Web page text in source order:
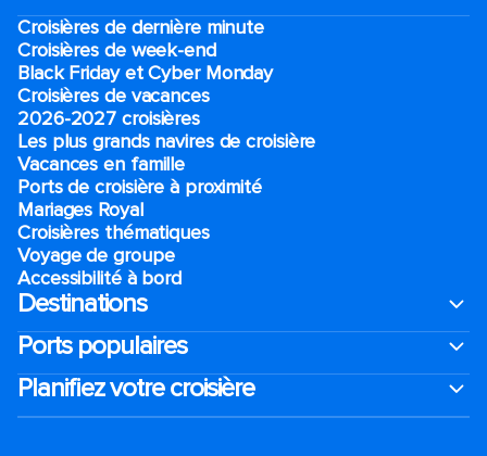
Croisières de dernière minute
Croisières de week-end
Black Friday et Cyber Monday
Croisières de vacances
2026-2027 croisières
Les plus grands navires de croisière
Vacances en famille
Ports de croisière à proximité
Mariages Royal
Croisières thématiques
Voyage de groupe​
Accessibilité à bord​
Destinations
Ports populaires
Planifiez votre croisière